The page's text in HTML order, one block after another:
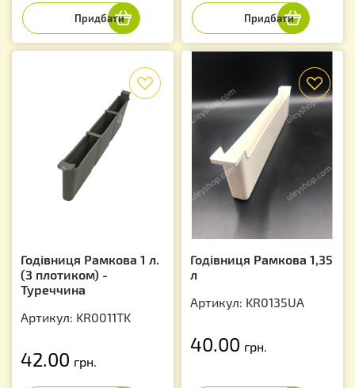
Годівниця Рамкова 1 л.
(З плотиком) -
Туреччина
Артикул: KR0011TK
42.00 грн.
Годівниця Рамкова 1,35
л
Артикул: KR0135UA
40.00 грн.